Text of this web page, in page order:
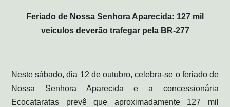
Feriado de Nossa Senhora Aparecida: 127 mil
veículos deverão trafegar pela BR-277
Neste sábado, dia 12 de outubro, celebra-se o feriado de
Nossa Senhora Aparecida e a concessionária
Ecocataratas prevê que aproximadamente 127 mil